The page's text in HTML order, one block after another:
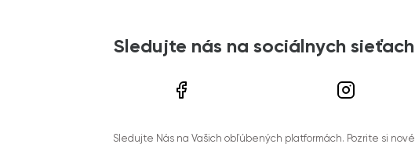
Sledujte nás na sociálnych sieťach
Sledujte Nás na Vašich obľúbených platformách. Pozrite si nové